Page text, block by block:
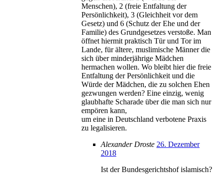
Menschen), 2 (freie Entfaltung der
Persönlichkeit), 3 (Gleichheit vor dem
Gesetz) und 6 (Schutz der Ehe und der
Familie) des Grundgesetzes verstoße. Man
öffnet hiermit praktisch Tür und Tor im
Lande, für ältere, muslimische Männer die
sich über minderjährige Mädchen
hermachen wollen. Wo bleibt hier die freie
Entfaltung der Persönlichkeit und die
Würde der Mädchen, die zu solchen Ehen
gezwungen werden? Eine einzig, wenig
glaubhafte Scharade über die man sich nur
empören kann,
um eine in Deutschland verbotene Praxis
zu legalisieren.
Alexander Droste 26. Dezember
2018
Ist der Bundesgerichtshof islamisch?